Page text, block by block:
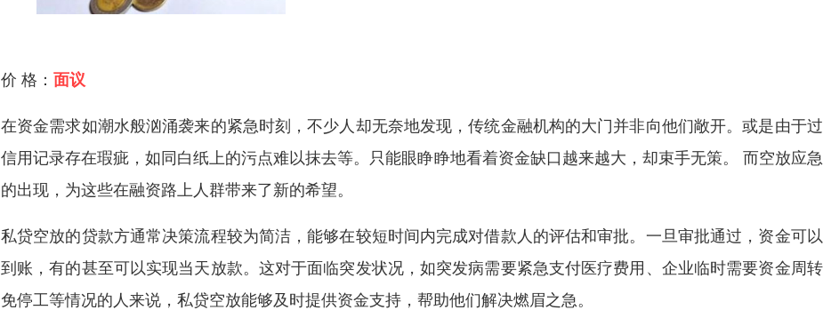
价 格： 面议
在资金需求如潮水般汹涌袭来的紧急时刻，不少人却无奈地发现，传统金融机构的大门并非向他们敞开。或是由于
信用记录存在瑕疵，如同白纸上的污点难以抹去等。只能眼睁睁地看着资金缺口越来越大，却束手无策。 而空放应
的出现，为这些在融资路上人群带来了新的希望。
私贷空放的贷款方通常决策流程较为简洁，能够在较短时间内完成对借款人的评估和审批。一旦审批通过，资金可
到账，有的甚至可以实现当天放款。这对于面临突发状况，如突发病需要紧急支付医疗费用、企业临时需要资金周
免停工等情况的人来说，私贷空放能够及时提供资金支持，帮助他们解决燃眉之急。